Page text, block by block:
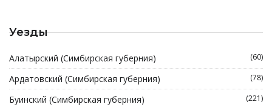
Уезды
Алатырский (Симбирская губерния) (60)
Ардатовский (Симбирская губерния) (78)
Буинский (Симбирская губерния) (221)